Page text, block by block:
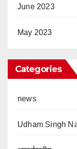
June 2023
May 2023
Categories
news
Udham Singh